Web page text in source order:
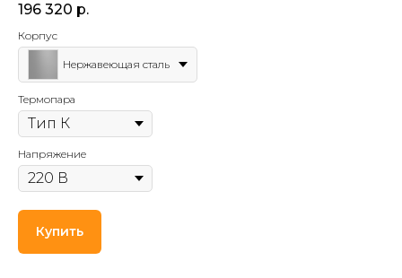
196 320 р.
Корпус
Нержавеющая сталь
Термопара
Напряжение
Купить